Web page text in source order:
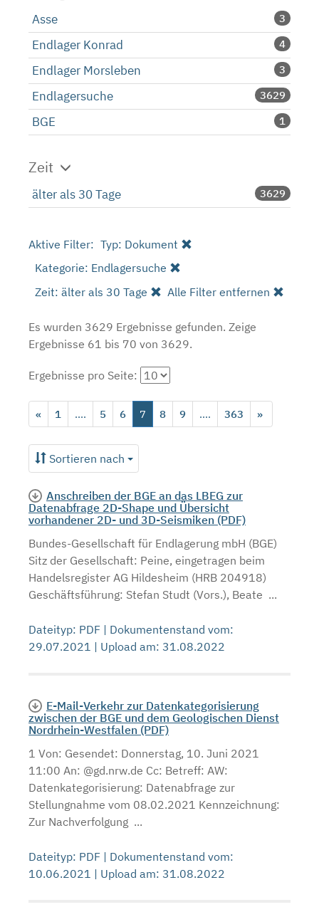
Asse 3
Endlager Konrad 4
Endlager Morsleben 3
Endlagersuche 3629
BGE 1
Zeit
älter als 30 Tage 3629
Aktive Filter: Typ: Dokument
Kategorie: Endlagersuche
Zeit: älter als 30 Tage
Alle Filter entfernen
Es wurden 3629 Ergebnisse gefunden. Zeige
Ergebnisse 61 bis 70 von 3629.
Ergebnisse pro Seite:
« 1 .... 5 6 7 8 9 .... 363 »
Sortieren nach
Anschreiben der BGE an das LBEG zur
Datenabfrage 2D-Shape und Übersicht
vorhandener 2D- und 3D-Seismiken (PDF)
Bundes-Gesellschaft für Endlagerung mbH (BGE)
Sitz der Gesellschaft: Peine, eingetragen beim
Handelsregister AG Hildesheim (HRB 204918)
Geschäftsführung: Stefan Studt (Vors.), Beate ...
Dateityp: PDF | Dokumentenstand vom:
29.07.2021 | Upload am: 31.08.2022
E-Mail-Verkehr zur Datenkategorisierung
zwischen der BGE und dem Geologischen Dienst
Nordrhein-Westfalen (PDF)
1 Von: Gesendet: Donnerstag, 10. Juni 2021
11:00 An: @gd.nrw.de Cc: Betreff: AW:
Datenkategorisierung: Datenabfrage zur
Stellungnahme vom 08.02.2021 Kennzeichnung:
Zur Nachverfolgung ...
Dateityp: PDF | Dokumentenstand vom:
10.06.2021 | Upload am: 31.08.2022